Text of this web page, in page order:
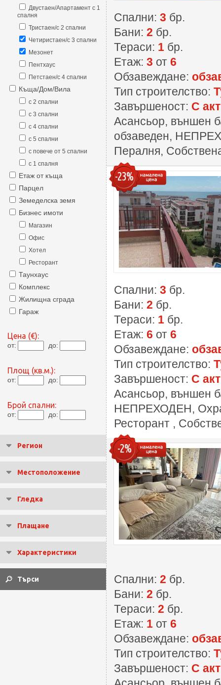
Двустаен/Апартамент с 1
спалня
Тристаен/с 2 спални
Четиристаен/с 3 спални
Мезонет
Пентхаус
Петстаен/с 4 спални
Къща/Дом/Вила
с 2 спални
с 3 спални
с 4 спални
с 5 спални
с повече от 5 спални
с 1 спалня
Етаж от къща
Парцел
Земеделска земя
Бизнес имоти
Магазин
Офис
Хотел
Ресторант
Таунхаус
Комплекс
Жилищна сграда
Гараж
Цена (€):
от: до:
Площ (кв.м.):
от: до:
Брой спални:
от: до:
Регион
Местоположение
Гледка
Плащане
Характеристики
Спални: 3 бр.
Бани: 2 бр.
Тераси: 1 бр.
Етаж: 3 от 6
Обзавеждане:
Тип строителство:
Завършеност: С
Асансьор, външен
обзаведен,
Пералня,
-23%
Спални: 3 бр.
Бани: 2 бр.
Тераси: 1 бр.
Етаж: 6 от 6
Обзавеждане:
Тип строителство:
Завършеност: С
Асансьор, външен
НЕПРЕХОДЕН,
Ресторант ,
-2%
Спални: 2 бр.
Бани: 2 бр.
Тераси: 2 бр.
Етаж: 1 от 6
Обзавеждане:
Тип строителство:
Завършеност: С